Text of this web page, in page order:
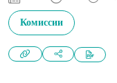
Комиссии